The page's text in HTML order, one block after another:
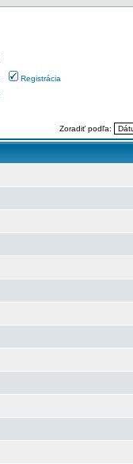
Registrácia
Zoradiť podľa: